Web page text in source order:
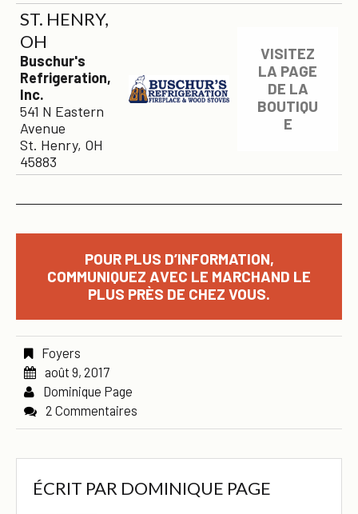
ST. HENRY,
OH
Buschur's
Refrigeration,
Inc.
541 N Eastern
Avenue
St. Henry, OH
45883
VISITEZ
LA PAGE
DE LA
BOUTIQU
E
POUR PLUS D’INFORMATION,
COMMUNIQUEZ AVEC LE MARCHAND LE
PLUS PRÈS DE CHEZ VOUS.
Foyers
août 9, 2017
Dominique Page
2 Commentaires
ÉCRIT PAR DOMINIQUE PAGE